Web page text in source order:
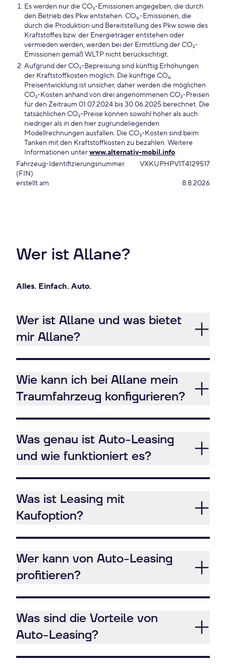
Es werden nur die CO₂-Emissionen angegeben, die durch
den Betrieb des Pkw entstehen. CO₂,-Emissionen, die
durch die Produktion und Bereitstellung des Pkw sowie des
Kraftstoffes bzw. der Energieträger entstehen oder
vermieden werden, werden bei der Ermittlung der CO₂-
Emissionen gemäß WLTP nicht berücksichtigt.
Aufgrund der CO₂-Bepreisung sind künftig Erhöhungen
der Kraftstoffkosten möglich. Die künftige CO₂,
Preisentwicklung ist unsicher, daher werden die möglichen
CO₂-Kosten anhand von drei angenommenen CO₂-Preisen
für den Zeitraum 01.07.2024 bis 30.06.2025 berechnet. Die
tatsächlichen CO₂-Preise können sowohl höher als auch
niedriger als in den hier zugrundeliegenden
Modellrechnungen ausfallen. Die CO₂-Kosten sind beim
Tanken mit den Kraftstoffkosten zu bezahlen. Weitere
Informationen unterwww.alternativ-mobil.info.
Fahrzeug-Identifizierungsnummer
(FIN)
VXKUPHPV1T4129517
erstellt am 8.8.2026
Wer ist Allane?
Alles. Einfach. Auto.
Wer ist Allane und was bietet
mir Allane?
Wie kann ich bei Allane mein
Traumfahrzeug konfigurieren?
Was genau ist Auto-Leasing
und wie funktioniert es?
Was ist Leasing mit
Kaufoption?
Wer kann von Auto-Leasing
profitieren?
Was sind die Vorteile von
Auto-Leasing?